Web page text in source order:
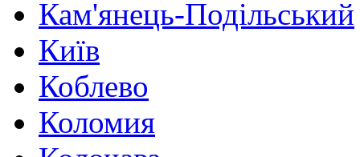
Кам'янець-Подільський
Київ
Коблево
Коломия